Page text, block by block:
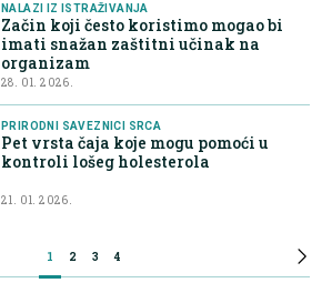
NALAZI IZ ISTRAŽIVANJA
Začin koji često koristimo mogao bi
imati snažan zaštitni učinak na
organizam
28. 01. 2026.
PRIRODNI SAVEZNICI SRCA
Pet vrsta čaja koje mogu pomoći u
kontroli lošeg holesterola
21. 01. 2026.
1 2 3 4